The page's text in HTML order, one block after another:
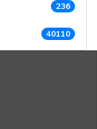
236
40110